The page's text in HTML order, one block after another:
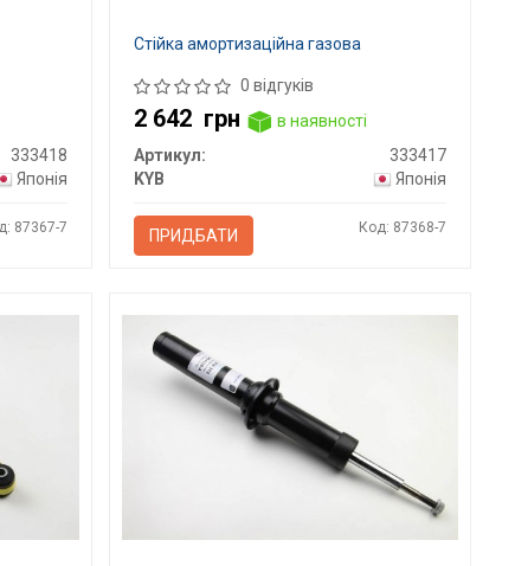
333418
Японія
87367-7
Стійка амортизаційна газова
0 відгуків
2 642 грн
в наявності
Артикул:
333417
KYB
Японія
ПРИДБАТИ Код: 87368-7